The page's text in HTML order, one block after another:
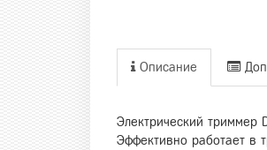
Описание
Электрический триммер
Эффективно работает в